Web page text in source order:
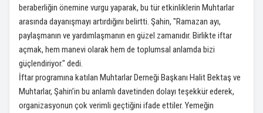
beraberliğin önemine vurgu yaparak, bu tür etkinliklerin Muhtarlar
arasında dayanışmayı artırdığını belirtti. Şahin, "Ramazan ayı,
paylaşmanın ve yardımlaşmanın en güzel zamanıdır. Birlikte iftar
açmak, hem manevi olarak hem de toplumsal anlamda bizi
güçlendiriyor." dedi.
İftar programına katılan Muhtarlar Derneği Başkanı Halit Bektaş ve
Muhtarlar, Şahin’in bu anlamlı davetinden dolayı teşekkür ederek,
organizasyonun çok verimli geçtiğini ifade ettiler. Yemeğin